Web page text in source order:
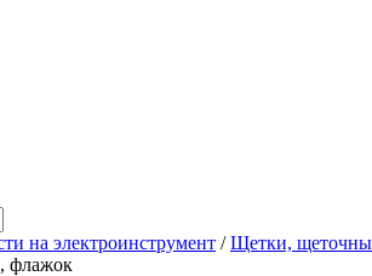
на электроинструмент /Щетки,
флажок